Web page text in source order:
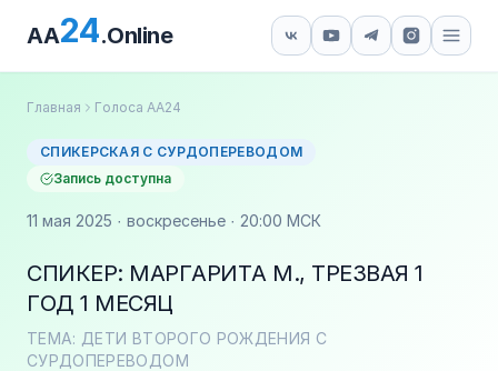
AA24.Online
Главная Голоса АА24
СПИКЕРСКАЯ С СУРДОПЕРЕВОДОМ
Запись доступна
11 мая 2025 · воскресенье · 20:00 МСК
СПИКЕР: МАРГАРИТА М., ТРЕЗВАЯ 1
ГОД 1 МЕСЯЦ
ТЕМА: ДЕТИ ВТОРОГО РОЖДЕНИЯ С
СУРДОПЕРЕВОДОМ